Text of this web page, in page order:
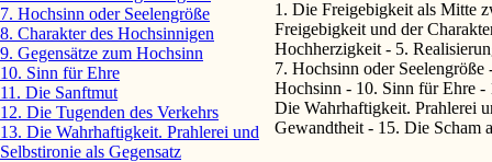
1. Die Freigebigkeit als Mitte
Freigebigkeit und der
Hochherzigkeit - 5.
7. Hochsinn oder
Hochsinn - 10. Sinn für Ehre -
Die Wahrhaftigkeit. Prahlerei
Gewandtheit - 15. Die Scham
7. Hochsinn oder Seelengröße
8. Charakter des Hochsinnigen
9. Gegensätze zum Hochsinn
10. Sinn für Ehre
11. Die Sanftmut
12. Die Tugenden des Verkehrs
13. Die Wahrhaftigkeit. Prahlerei und
Selbstironie als Gegensatz